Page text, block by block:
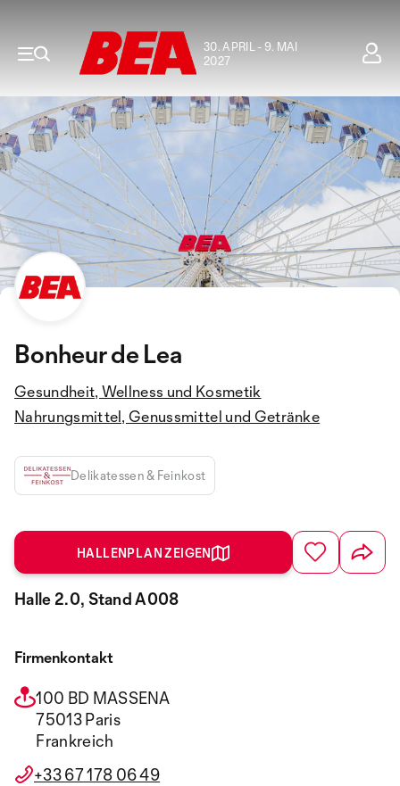
30. APRIL - 9. MAI
2027
Bonheur de Lea
Gesundheit, Wellness und Kosmetik
Nahrungsmittel, Genussmittel und Getränke
Delikatessen & Feinkost
HALLENPLAN ZEIGEN
Halle 2.0, Stand A008
Firmenkontakt
100 BD MASSENA
75013 Paris
Frankreich
+33 67 178 06 49